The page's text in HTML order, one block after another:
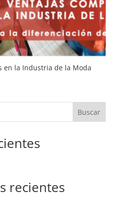
en la Industria de la Moda
Buscar
recientes